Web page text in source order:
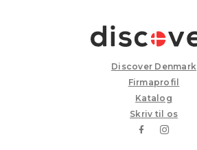
Discover Denmark
Firmaprofil
Katalog
Skriv til os